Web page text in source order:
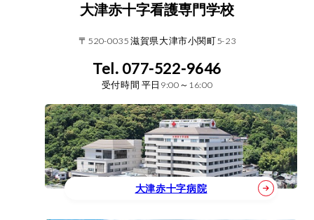
大津赤十字看護専門学校
〒520-0035 滋賀県大津市小関町5-23
Tel. 077-522-9646
受付時間 平日9:00～16:00
大津赤十字病院